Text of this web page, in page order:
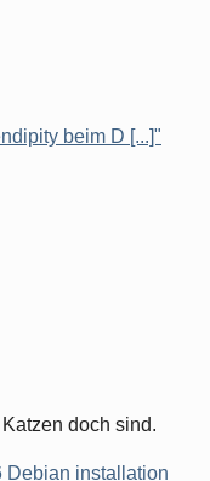
beim D [...]"
doch sind.
Debian installation